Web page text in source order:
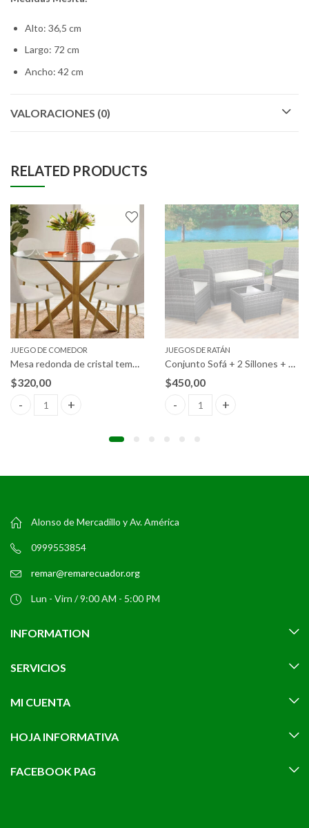
Alto: 36,5 cm
Largo: 72 cm
Ancho: 42 cm
VALORACIONES (0)
RELATED PRODUCTS
quantity
JUEGO DE COMEDOR
Mesa redonda de cristal templado + 4 sillas
$320,00
Mesa redonda de cristal templado + 4 sillas quantity
JUEGOS DE RATÁN
Conjunto Sofá + 2 Sillones + Mesa de Ratán PE. Muebles de Jardín y Terraza
$450,00
Conjunto Sofá + 2 Sillones +
Alonso de Mercadillo y Av. América
0999553854
remar@remarecuador.org
Lun - Virn / 9:00 AM - 5:00 PM
INFORMATION
SERVICIOS
MI CUENTA
HOJA INFORMATIVA
FACEBOOK PAG